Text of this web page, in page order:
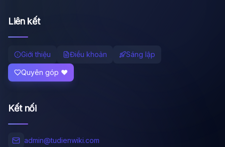
Liên kết
Giới thiệu Điều khoản Sáng lập
Quyên góp ❤️
Kết nối
admin@tudienwiki.com